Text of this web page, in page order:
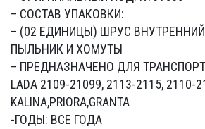
– СОСТАВ УПАКОВКИ:
– (02 ЕДИНИЦЫ) ШРУС
ПЫЛЬНИК И ХОМУТЫ
– ПРЕДНАЗНАЧЕНО ДЛЯ
LADA 2109-21099, 2113-2115, 2110-
KALINA,PRIORA,GRANTA
-ГОДЫ: ВСЕ ГОДА